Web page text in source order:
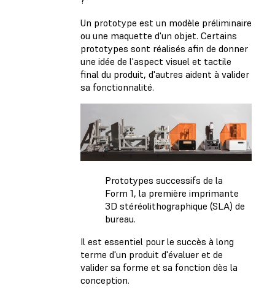
Un prototype est un modèle préliminaire
ou une maquette d'un objet. Certains
prototypes sont réalisés afin de donner
une idée de l'aspect visuel et tactile
final du produit, d'autres aident à valider
sa fonctionnalité.
Prototypes successifs de la
Form 1, la première imprimante
3D stéréolithographique (SLA) de
bureau.
Il est essentiel pour le succès à long
terme d'un produit d'évaluer et de
valider sa forme et sa fonction dès la
conception.